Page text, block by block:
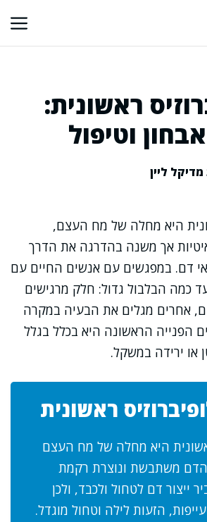
ראשונית:
וטיפול
ליין
היא מחלה של מח העצם,
אך משנה בהדרגה את הדרך
דם. במפגשים עם אנשים החיים עם
כמה הבלבול גדול: חלק מרגישים
אחרים מגלים את הבעיה במקרה
הפנייה הראשונה היא בכלל בגלל
או ירידה במשקל.
ראשונית
היא מחלה של מח העצם
משתבשת ונוצרת רקמת
ייצור דם לטחול ולכבד, ולכן
הזעות לילה וטחול מוגדל.